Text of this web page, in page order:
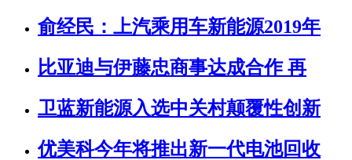
俞经民：上汽乘用车新能源2019年
比亚迪与伊藤忠商事达成合作 再
卫蓝新能源入选中关村颠覆性创新
优美科今年将推出新一代电池回收